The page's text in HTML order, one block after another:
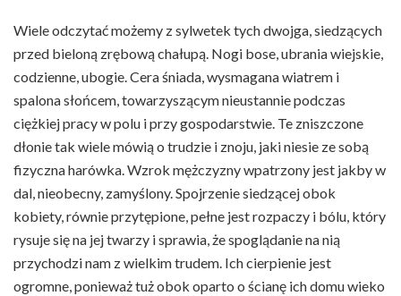
Wiele odczytać możemy z sylwetek tych dwojga, siedzących
przed bieloną zrębową chałupą. Nogi bose, ubrania wiejskie,
codzienne, ubogie. Cera śniada, wysmagana wiatrem i
spalona słońcem, towarzyszącym nieustannie podczas
ciężkiej pracy w polu i przy gospodarstwie. Te zniszczone
dłonie tak wiele mówią o trudzie i znoju, jaki niesie ze sobą
fizyczna harówka. Wzrok mężczyzny wpatrzony jest jakby w
dal, nieobecny, zamyślony. Spojrzenie siedzącej obok
kobiety, równie przytępione, pełne jest rozpaczy i bólu, który
rysuje się na jej twarzy i sprawia, że spoglądanie na nią
przychodzi nam z wielkim trudem. Ich cierpienie jest
ogromne, ponieważ tuż obok oparto o ścianę ich domu wieko